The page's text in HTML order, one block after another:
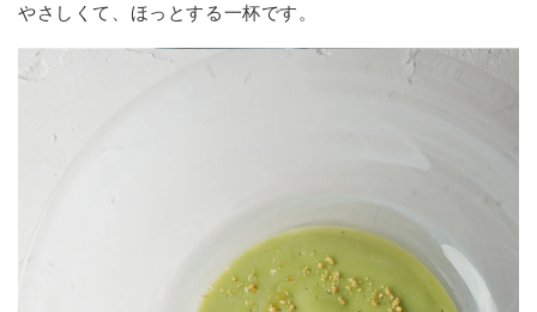
やさしくて、ほっとする一杯です。